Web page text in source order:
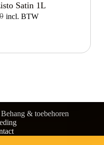
Satin 1L
incl. BTW
Behang & toebehoren